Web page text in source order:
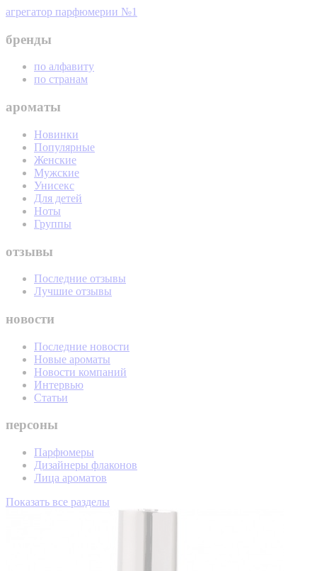
агрегатор парфюмерии №1
бренды
по алфавиту
по странам
ароматы
Новинки
Популярные
Женские
Мужские
Унисекс
Для детей
Ноты
Группы
отзывы
Последние отзывы
Лучшие отзывы
новости
Последние новости
Новые ароматы
Новости компаний
Интервью
Статьи
персоны
Парфюмеры
Дизайнеры флаконов
Лица ароматов
Показать все разделы